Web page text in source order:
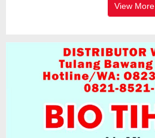
View More